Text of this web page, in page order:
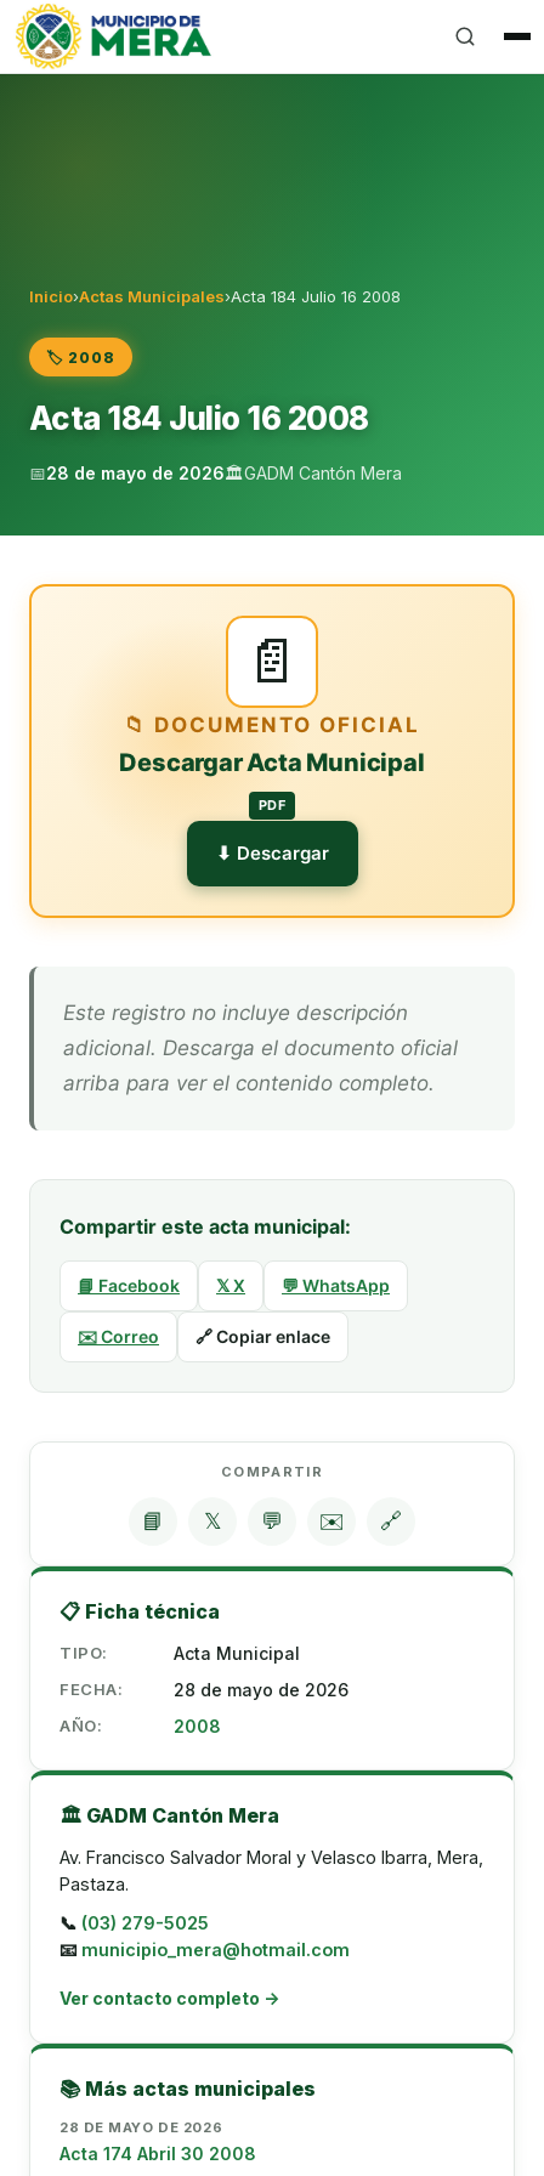
Gobierno Autónomo Descentralizado Municipal del
Inicio›Actas Municipales›Acta 184 Julio 16 2008
🏷️ 2008
Acta 184 Julio 16 2008
📅28 de mayo de 2026🏛️GADM Cantón Mera
📄
📁 DOCUMENTO OFICIAL
Descargar Acta Municipal
PDF
⬇ Descargar
Este registro no incluye descripción
adicional. Descarga el documento oficial
arriba para ver el contenido completo.
Compartir este acta municipal:
📘 Facebook 𝕏 X 💬 WhatsApp
✉️ Correo 🔗 Copiar enlace
COMPARTIR
📘 𝕏 💬 ✉️ 🔗
📋 Ficha técnica
TIPO: Acta Municipal
FECHA: 28 de mayo de 2026
AÑO: 2008
🏛️ GADM Cantón Mera
Av. Francisco Salvador Moral y Velasco Ibarra, Mera,
Pastaza.
📞 (03) 279-5025
📧 municipio_mera@hotmail.com
Ver contacto completo →
📚 Más actas municipales
28 DE MAYO DE 2026
Acta 174 Abril 30 2008